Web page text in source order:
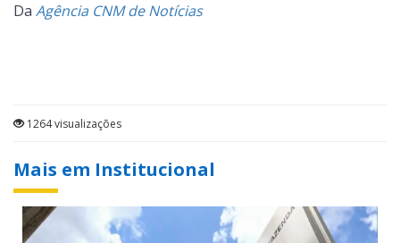
Da Agência CNM de Notícias
1264 visualizações
Mais em Institucional